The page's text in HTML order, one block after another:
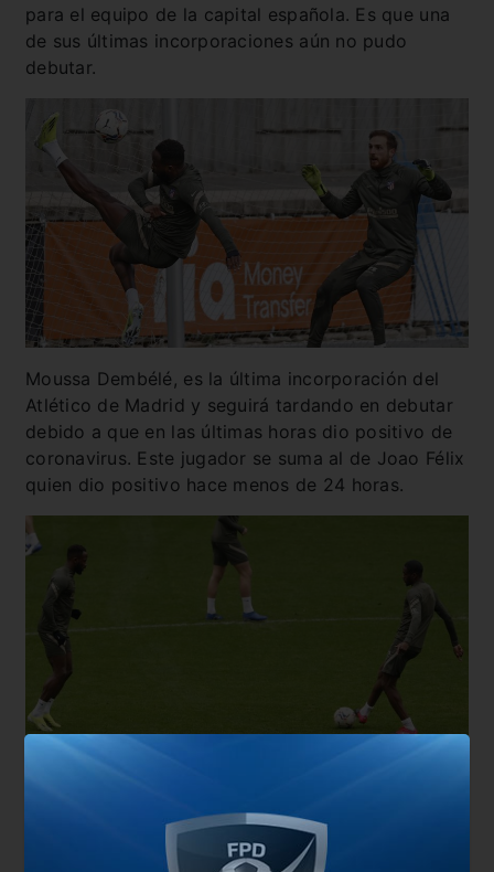
para el equipo de la capital española. Es que una
de sus últimas incorporaciones aún no pudo
debutar.
Moussa Dembélé, es la última incorporación del
Atlético de Madrid y seguirá tardando en debutar
debido a que en las últimas horas dio positivo de
coronavirus. Este jugador se suma al de Joao Félix
quien dio positivo hace menos de 24 horas.
las recomendaciones de las autoridades sanitarias
y del protocolo de LaLiga”, informó el club de la